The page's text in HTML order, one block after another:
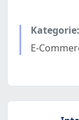
Kategorie:
E-